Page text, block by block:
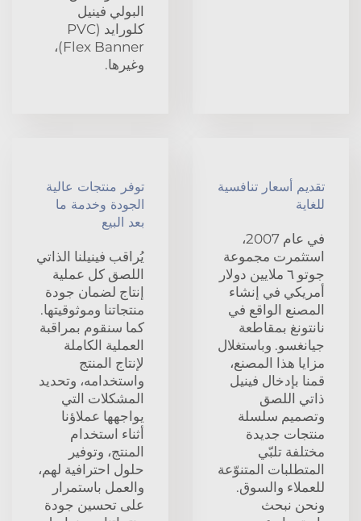
البولي فينيل
كلورايد (PVC
Flex Banner)،
وغيرها.
تقديم أسعار تنافسية
للغاية
في عام 2007،
استثمرت مجموعة
جوتو ٦ ملايين دولار
أمريكي في إنشاء
المصنع الواقع في
نانتونغ بمقاطعة
جيانغسو. وباستغلال
مزايا هذا المصنع،
قمنا بإدخال فينيل
ذاتي اللصق
وتصميم سلسلة
منتجات جديدة
مختلفة تلبّي
المتطلبات المتنوّعة
للعملاء والسوق.
ونحن نبحث
توفر منتجات عالية
الجودة وخدمة ما
بعد البيع
يُراقب فينيلنا الذاتي
اللصق كل عملية
إنتاج لضمان جودة
منتجاتنا وموثوقيتها.
كما سنقوم بمراقبة
العملية الكاملة
لإنتاج المنتج
واستخدامه، وتحديد
المشكلات التي
يواجهها عملاؤنا
أثناء استخدام
المنتج، وتوفير
حلول احترافية لهم،
والعمل باستمرار
على تحسين جودة